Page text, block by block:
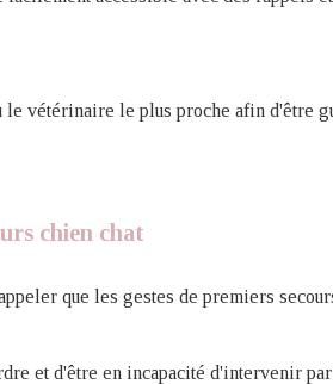
le vétérinaire le plus proche afin d'être
chien chat
que les gestes de premiers
et d'être en incapacité d'intervenir